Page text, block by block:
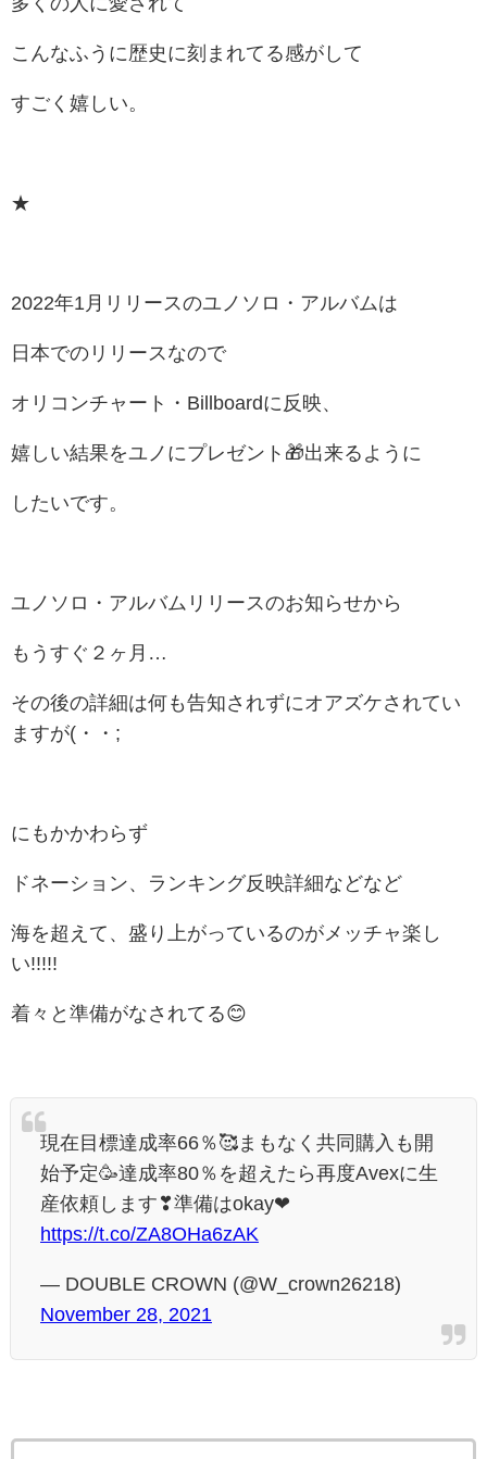
こんなふうに歴史に刻まれてる感がして
すごく嬉しい。
★
2022年1月リリースのユノソロ・アルバムは
日本でのリリースなので
オリコンチャート・Billboardに反映、
嬉しい結果をユノにプレゼント🎁出来るように
したいです。
ユノソロ・アルバムリリースのお知らせから
もうすぐ２ヶ月…
その後の詳細は何も告知されずにオアズケされてい
ますが(・・;
にもかかわらず
ドネーション、ランキング反映詳細などなど
海を超えて、盛り上がっているのがメッチャ楽し
い!!!!!
着々と準備がなされてる😊
現在目標達成率66％🥰まもなく共同購入も開
始予定🥳達成率80％を超えたら再度Avexに生
産依頼します❣準備はokay❤
https://t.co/ZA8OHa6zAK
— DOUBLE CROWN (@W_crown26218)
November 28, 2021